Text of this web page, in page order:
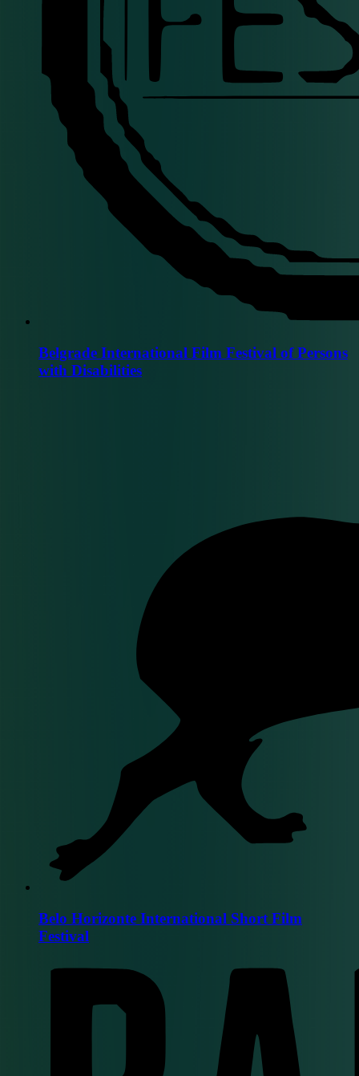
Belgrade International Film Festival of Persons
with Disabilities
Belo Horizonte International Short Film
Festival